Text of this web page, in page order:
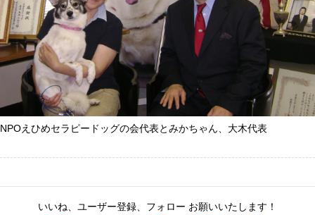
NPOえひめセラピードッグの会代表とみかちゃん、大木代表
いいね、ユーザー登録、フォロー お願いいたします！